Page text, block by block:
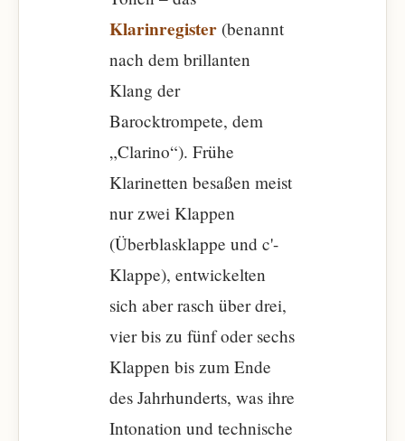
Klarinregister (benannt
nach dem brillanten
Klang der
Barocktrompete, dem
„Clarino“). Frühe
Klarinetten besaßen meist
nur zwei Klappen
(Überblasklappe und c'-
Klappe), entwickelten
sich aber rasch über drei,
vier bis zu fünf oder sechs
Klappen bis zum Ende
des Jahrhunderts, was ihre
Intonation und technische